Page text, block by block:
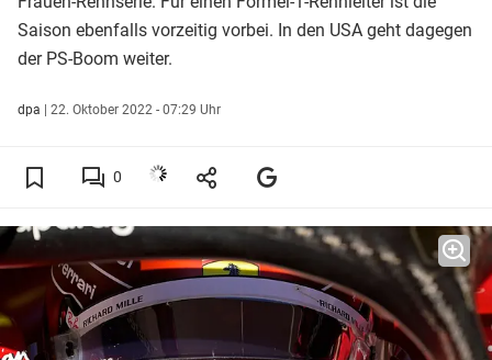
Saison ebenfalls vorzeitig vorbei. In den USA geht dagegen
der PS-Boom weiter.
dpa | 22. Oktober 2022 - 07:29 Uhr
0